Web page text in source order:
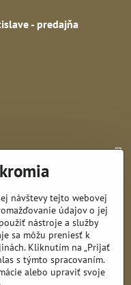
- predajňa
návštevy tejto webovej
údajov o jej
nástroje a služby
sa môžu preniesť k
Kliknutím na „Prijať
s týmto spracovaním.
alebo upraviť svoje